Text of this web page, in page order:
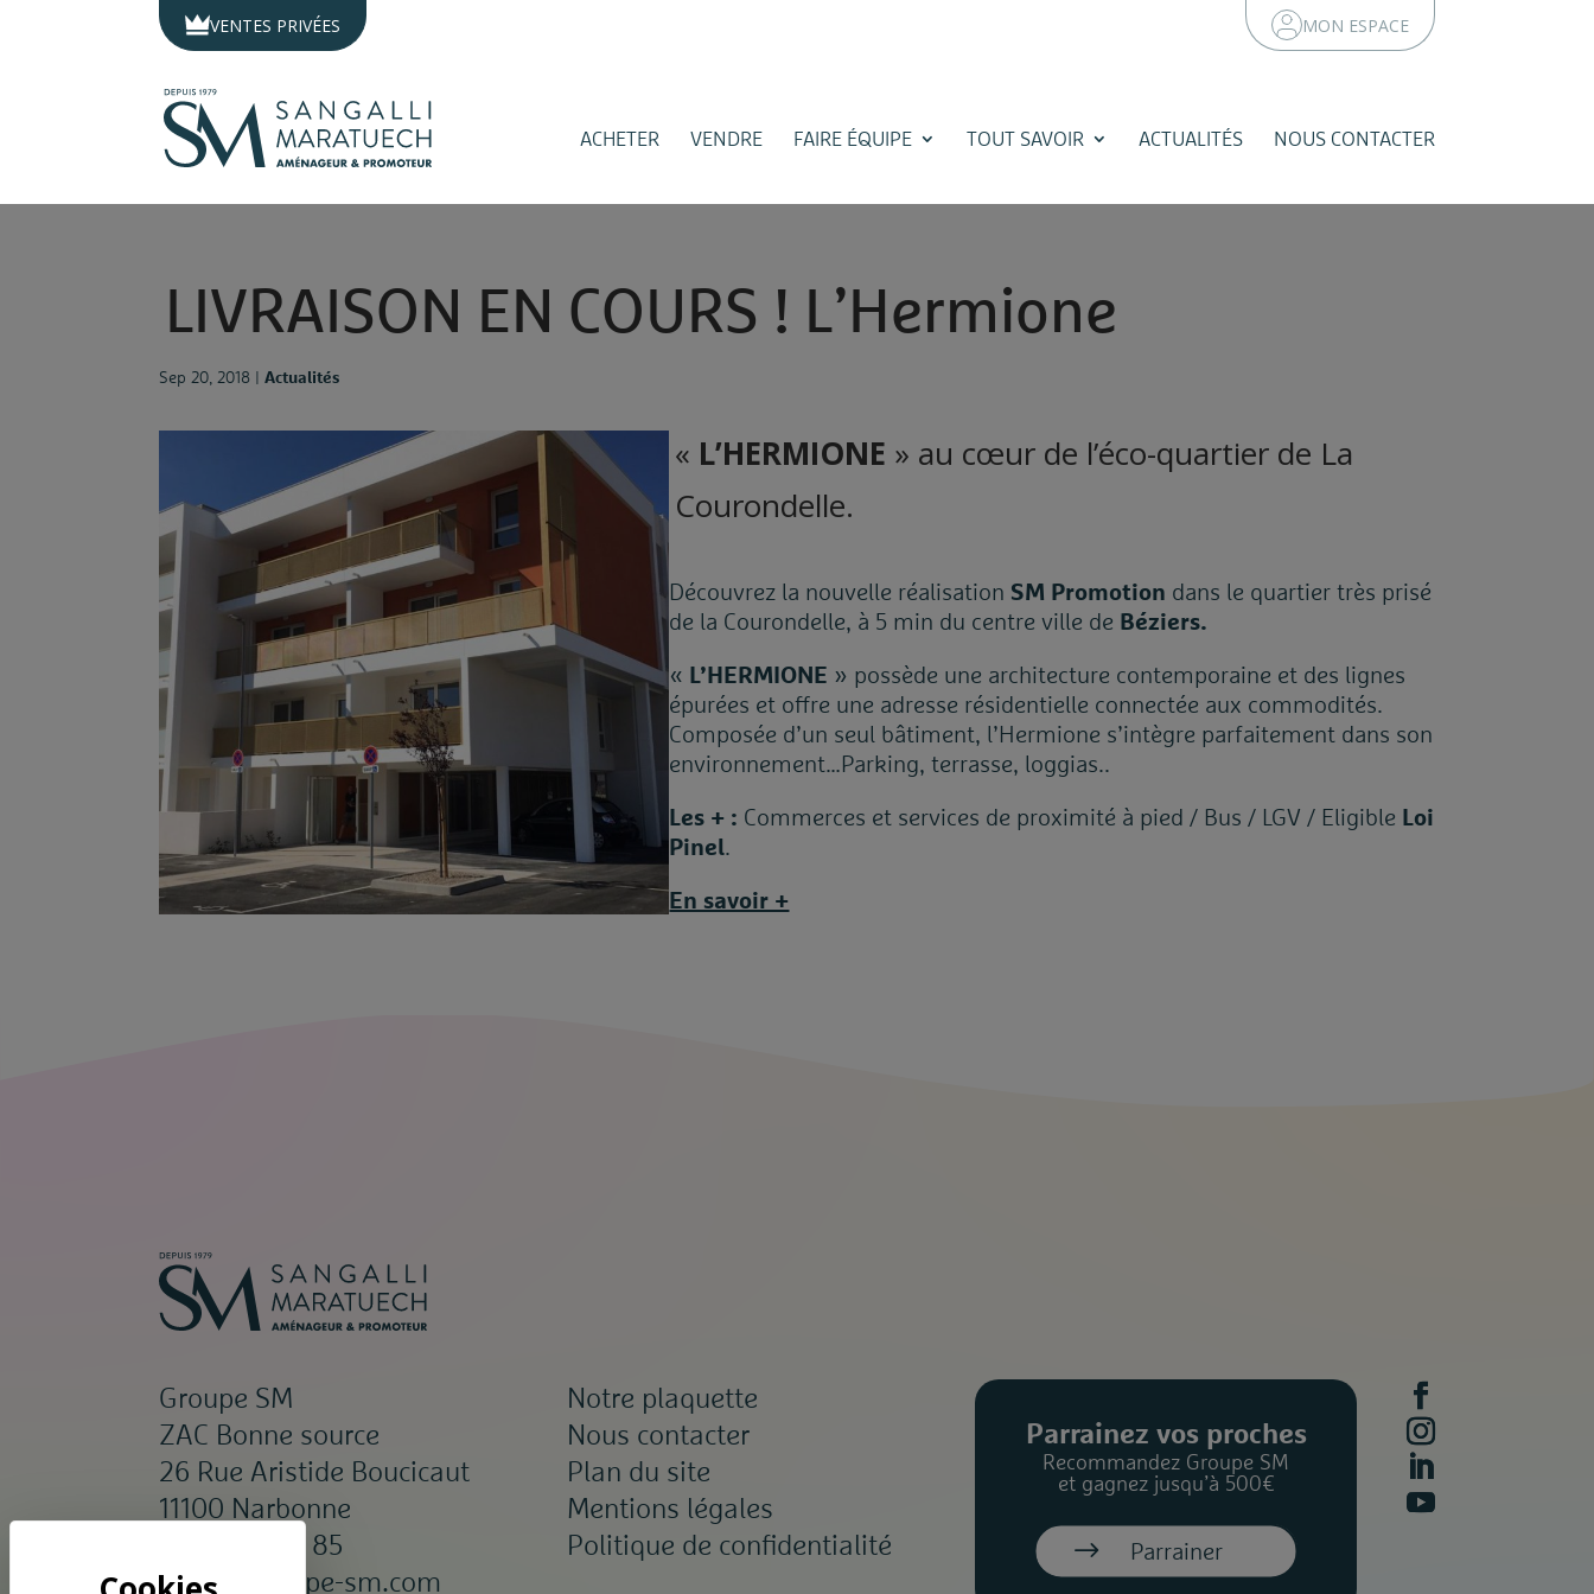
Panneau de gestion des cookiesVENTES PRIVÉES MON ESPACE
ACHETER VENDRE FAIRE ÉQUIPE TOUT SAVOIR ACTUALITÉS NOUS CONTACTER
LIVRAISON EN COURS ! L’Hermione
Sep 20, 2018 |Actualités
« L’HERMIONE » au cœur de l’eco-quartier de La
Courondelle.
Découvrez la nouvelle réalisation SM Promotion dans le quartier très prisé
de la Courondelle, à 5 min du centre ville de Béziers.
« L’HERMIONE » possède une architecture contemporaine et des lignes
épurées et offre une adresse résidentielle connectée aux commodités.
Composée d’un seul bâtiment, l’Hermione s’intègre parfaitement dans son
environnement…Parking, terrasse, loggias..
Les + : Commerces et services de proximité à pied / Bus / LGV / Eligible Loi
Pinel.
En savoir +
Groupe SM
ZAC Bonne source
26 Rue Aristide Boucicaut
11100 Narbonne
04 68 65 85 85
siège@groupe-sm.com
Notre plaquette
Nous contacter
Plan du site
Mentions légales
Politique de confidentialité
Parrainez vos proches
Recommandez Groupe SM
et gagnez jusqu’à 500€
Parrainer